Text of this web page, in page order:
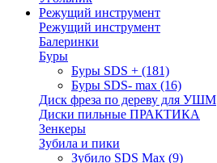
Режущий инструмент
Режущий инструмент
Балеринки
Буры
Буры SDS + (181)
Буры SDS- max (16)
Диск фреза по дереву для УШМ
Диски пильные ПРАКТИКА
Зенкеры
Зубила и пики
Зубило SDS Max (9)